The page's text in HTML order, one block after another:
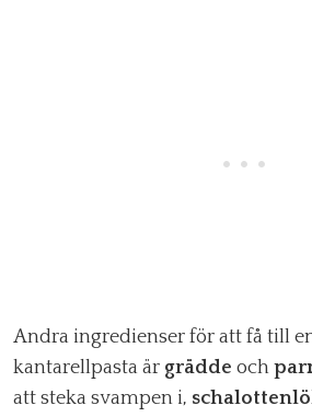
Andra ingredienser för att få till
kantarellpasta är grädde och
att steka svampen i,